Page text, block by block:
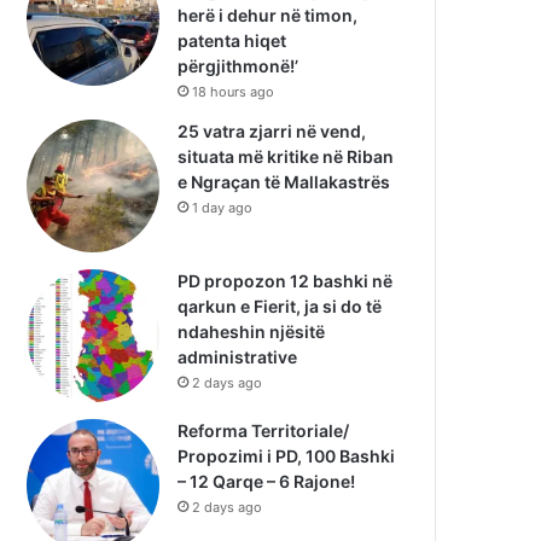
herë i dehur në timon,
patenta hiqet
përgjithmonë!’
18 hours ago
25 vatra zjarri në vend,
situata më kritike në Riban
e Ngraçan të Mallakastrës
1 day ago
PD propozon 12 bashki në
qarkun e Fierit, ja si do të
ndaheshin njësitë
administrative
2 days ago
Reforma Territoriale/
Propozimi i PD, 100 Bashki
– 12 Qarqe – 6 Rajone!
2 days ago